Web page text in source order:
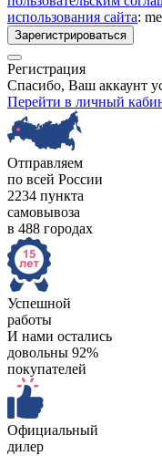
использования сайта:
Зарегистрироваться
Регистрация
Спасибо, Ваш аккаунт
Перейти в личный
Отправляем
по всей России
2234 пункта
самовывоза
в 488 городах
Успешной
работы
И нами остались
довольны 92%
покупателей
Официальный
дилер